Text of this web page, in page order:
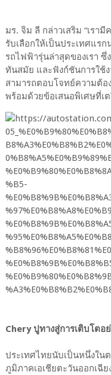
มร. จิม ลี กล่าวเสริม “เรา
รับเลือกให้เป็นประเทศแรก
รถไฟฟ้ารุ่นล่าสุดของเรา
ทันสมัย และฟังก์ชันการใช้
สามารถตอบโจทย์ความต้อ
พร้อมด้วยข้อเสนอพิเศษที่เ
Chery ปูทางสู่การเติบโตอ
ประเทศไทยนับเป็นหนึ่งใน
ภูมิภาคเอเชียตะวันออกเฉี